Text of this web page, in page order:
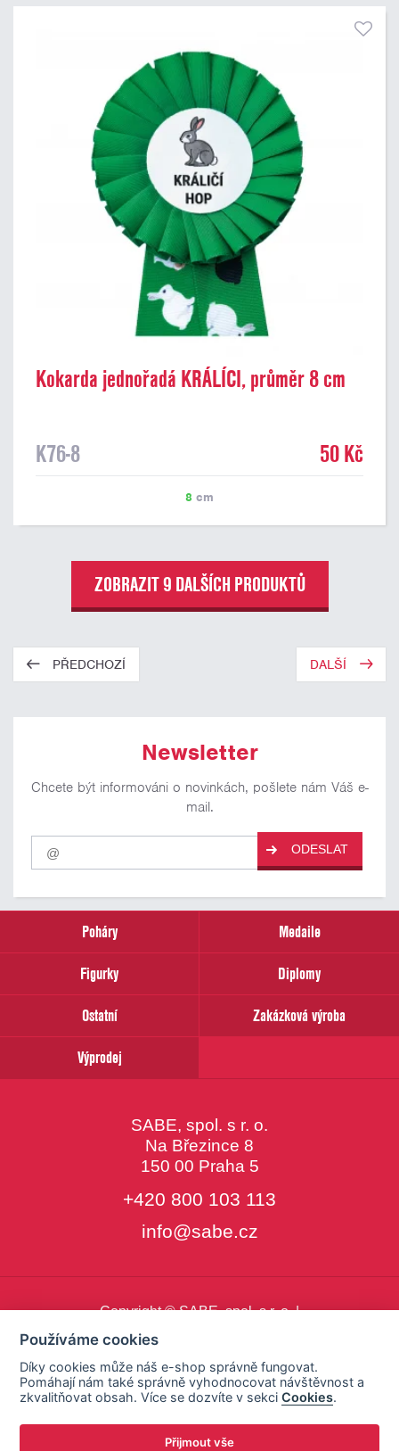
Kokarda jednořadá KRÁLÍCI, průměr 8 cm
K76-8 50 Kč
8 cm
ZOBRAZIT 9 DALŠÍCH PRODUKTŮ
PŘEDCHOZÍ DALŠÍ
Newsletter
Chcete být informováni o novinkách, pošlete nám Váš e-
mail.
Pro
odběr
našich
email
ODESLAT
Poháry
Medaile
Figurky
Diplomy
Ostatní
Zakázková výroba
Výprodej
SABE, spol. s r. o.
Na Březince 8
150 00 Praha 5
+420 800 103 113
info@sabe.cz
Copyright © SABE, spol. s r. o. |
Používáme cookies
Díky cookies může náš e-shop správně fungovat.
Pomáhají nám také správně vyhodnocovat návštěvnost a
zkvalitňovat obsah. Více se dozvíte v sekciCookies.
Přijmout vše